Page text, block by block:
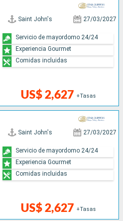
Saint John's 27/03/2027
US$ 2,627 +Tasas
Servicio de mayordomo 24/24
Experiencia Gourmet
Comidas incluidas
Saint John's 27/03/2027
US$ 2,627 +Tasas
Servicio de mayordomo 24/24
Experiencia Gourmet
Comidas incluidas